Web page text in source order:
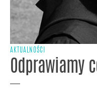
AKTUALNOŚCI
Odprawiamy